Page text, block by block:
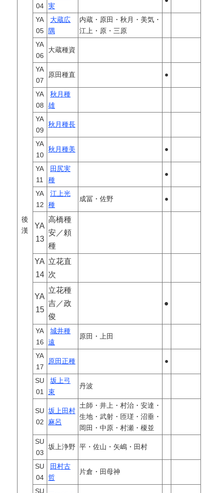
後
漢
04 実
YA
05
大蔵広
隅
内蔵・原田・秋月・美気・
江上・原・三原
YA
06
大蔵種資
YA
07
原田種直 ●
YA
08
秋月種
雄
YA
09
秋月種長
YA
10
秋月種美 ●
YA
11
田尻実
種
●
YA
12
江上光
種
成冨・佐野 ●
YA
13
高橋種
安／頼
種
YA
14
立花直
次
YA
15
立花種
吉／政
俊
●
YA
16
城井種
遠
原田・上田
YA
17
原田正種 ●
SU
01
坂上弓
束
丹波
SU
02
坂上田村
麻呂
土師・井上・村治・安達・
生地・武射・匝瑳・沼垂・
岡田・中原・村瀬・榎並
SU
03
坂上浄野 平・佐山・矢嶋・田村
SU
04
田村古
哲
片倉・田母神
SU